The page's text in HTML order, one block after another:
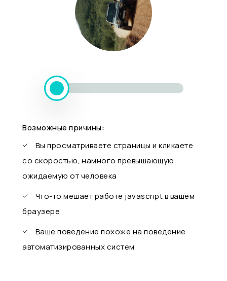
Возможные причины:
Вы просматриваете страницы и кликаете
со скоростью, намного превышающую
ожидаемую от человека
Что-то мешает работе javascript в вашем
браузере
Ваше поведение похоже на поведение
автоматизированных систем